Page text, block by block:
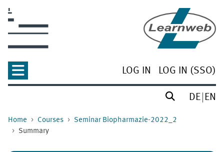
LOG IN LOG IN (SSO)
DE EN
Home Courses
Seminar Biopharmazie-2022_2
Summary